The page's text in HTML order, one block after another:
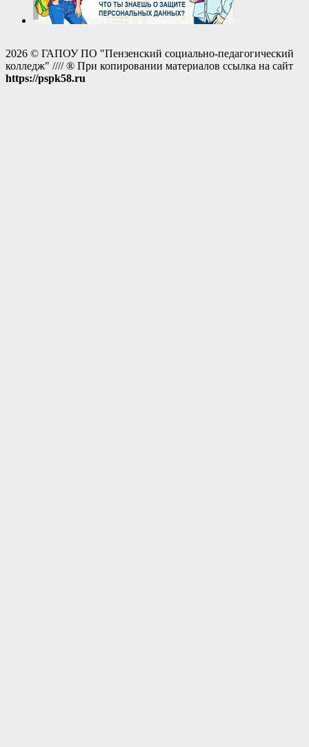
2026 © ГАПОУ ПО "Пензенский социально-педагогический
колледж" //// ® При копировании материалов ссылка на сайт
https://pspk58.ru